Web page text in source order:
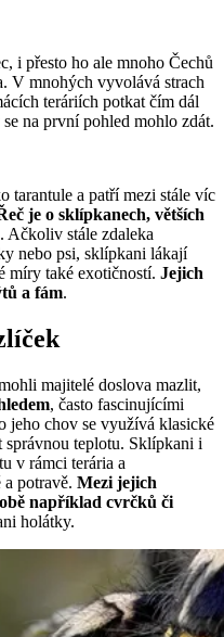
i přesto ho ale mnoho Čechů
V mnohých vyvolává strach
teráriích potkat čím dál
na první pohled mohlo zdát.
tarantule a patří mezi stále víc
je o sklípkanech, větších
. Ačkoliv stále zdaleka
nebo psi, sklípkani lákají
míry také exotičností. Jejich
a fám.
majitelé doslova mazlit,
, často fascinujícími
jeho chov se využívá klasické
správnou teplotu. Sklípkani i
v rámci terária a
potravě. Mezi jejich
například cvrčků či
holátky.